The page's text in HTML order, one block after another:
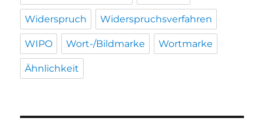
Widerspruch Widerspruchsverfahren
WIPO Wort-/Bildmarke Wortmarke
Ähnlichkeit